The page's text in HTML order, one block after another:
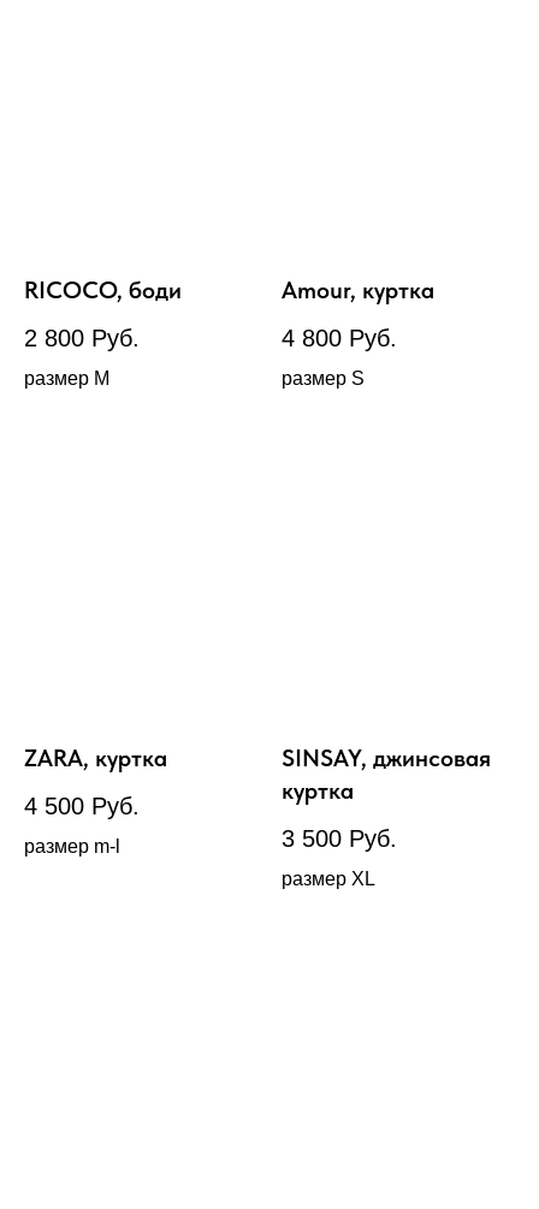
RICOCO, боди
2 800 Руб.
размер М
Amour, куртка
4 800 Руб.
размер S
ZARA, куртка
4 500 Руб.
размер m-l
SINSAY, джинсовая
куртка
3 500 Руб.
размер XL